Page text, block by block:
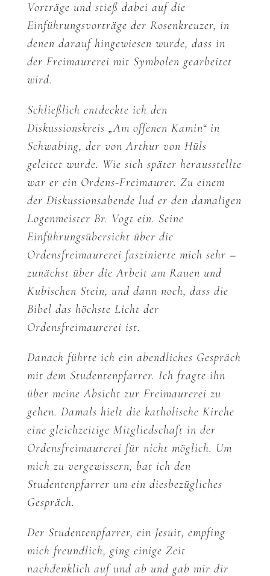
Vorträge und stieß dabei auf die
Einführungsvorträge der Rosenkreuzer, in
denen darauf hingewiesen wurde, dass in
der Freimaurerei mit Symbolen gearbeitet
wird.
Schließlich entdeckte ich den
Diskussionskreis „Am offenen Kamin“ in
Schwabing, der von Arthur von Hüls
geleitet wurde. Wie sich später herausstellte
war er ein Ordens-Freimaurer. Zu einem
der Diskussionsabende lud er den damaligen
Logenmeister Br. Vogt ein. Seine
Einführungsübersicht über die
Ordensfreimaurerei faszinierte mich sehr –
zunächst über die Arbeit am Rauen und
Kubischen Stein, und dann noch, dass die
Bibel das höchste Licht der
Ordensfreimaurerei ist.
Danach führte ich ein abendliches Gespräch
mit dem Studentenpfarrer. Ich fragte ihn
über meine Absicht zur Freimaurerei zu
gehen. Damals hielt die katholische Kirche
eine gleichzeitige Mitgliedschaft in der
Ordensfreimaurerei für nicht möglich. Um
mich zu vergewissern, bat ich den
Studentenpfarrer um ein diesbezügliches
Gespräch.
Der Studentenpfarrer, ein Jesuit, empfing
mich freundlich, ging einige Zeit
nachdenklich auf und ab und gab mir dir